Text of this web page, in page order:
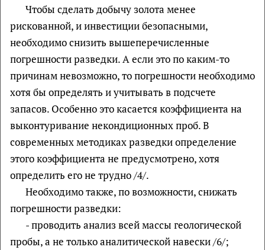
Чтобы сделать добычу золота менее
рискованной, и инвестиции безопасными,
необходимо снизить вышеперечисленные
погрешности разведки. А если это по каким-то
причинам невозможно, то погрешности необходимо
хотя бы определять и учитывать в подсчете
запасов. Особенно это касается коэффициента на
выконтуривание некондиционных проб. В
современных методиках разведки определение
этого коэффициента не предусмотрено, хотя
определить его не трудно /4/.
Необходимо также, по возможности, снижать
погрешности разведки:
- проводить анализ всей массы геологической
пробы, а не только аналитической навески /6/;